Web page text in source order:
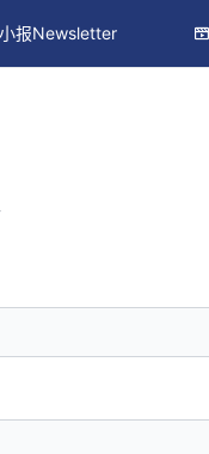
小报Newsletter